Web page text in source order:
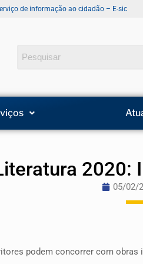
de informação ao cidadão – E-sic
05/02/
podem concorrer com obras